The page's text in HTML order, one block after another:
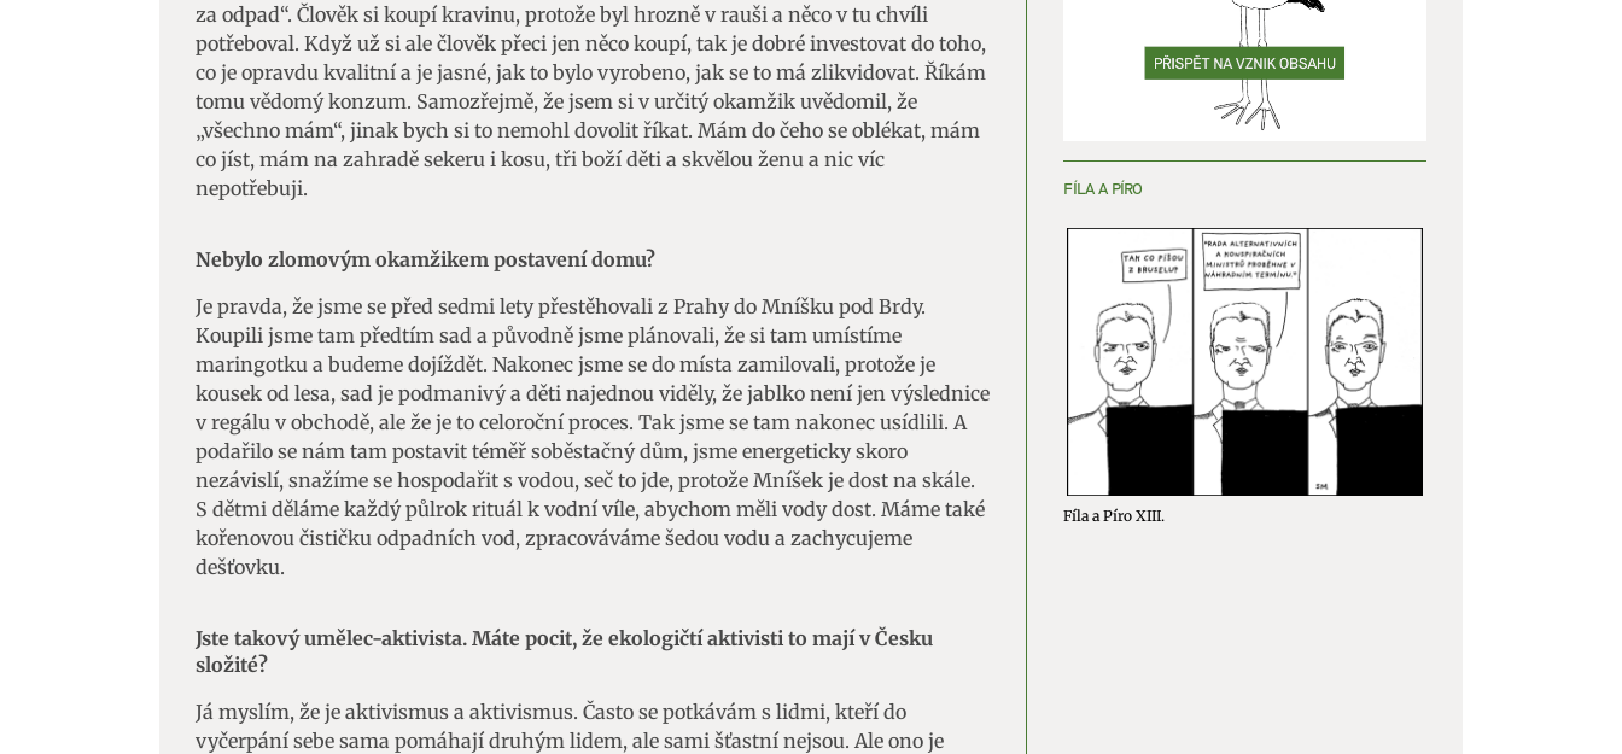
Zajištění bezpečnosti, předcházení a zjišťování podvodů a
odstraňování chyb, Poskytování a zobrazování reklamy a obsahu,
Ukládání a sdělování voleb ochrany osobních údajů.
za odpad“. Člověk si koupí kravinu, protože byl hrozně v rauši a něco v tu chvíli
potřeboval. Když už si ale člověk přeci jen něco koupí, tak je dobré investovat do toho,
co je opravdu kvalitní a je jasné, jak to bylo vyrobeno, jak se to má zlikvidovat. Říkám
tomu vědomý konzum. Samozřejmě, že jsem si v určitý okamžik uvědomil, že
„všechno mám“, jinak bych si to nemohl dovolit říkat. Mám do čeho se oblékat, mám
co jíst, mám na zahradě sekeru i kosu, tři boží děti a skvělou ženu a nic víc
nepotřebuji.
Nebylo zlomovým okamžikem postavení domu?
Je pravda, že jsme se před sedmi lety přestěhovali z Prahy do Mníšku pod Brdy.
Koupili jsme tam předtím sad a původně jsme plánovali, že si tam umístíme
maringotku a budeme dojíždět. Nakonec jsme se do místa zamilovali, protože je
kousek od lesa, sad je podmanivý a děti najednou viděly, že jablko není jen výslednice
v regálu v obchodě, ale že je to celoroční proces. Tak jsme se tam nakonec usídlili. A
podařilo se nám tam postavit téměř soběstačný dům, jsme energeticky skoro
nezávislí, snažíme se hospodařit s vodou, seč to jde, protože Mníšek je dost na skále.
S dětmi děláme každý půlrok rituál k vodní víle, abychom měli vody dost. Máme také
kořenovou čističku odpadních vod, zpracováváme šedou vodu a zachycujeme
dešťovku.
Jste takový umělec-aktivista. Máte pocit, že ekologičtí aktivisti to mají v Česku
složité?
Já myslím, že je aktivismus a aktivismus. Často se potkávám s lidmi, kteří do
vyčerpání sebe sama pomáhají druhým lidem, ale sami šťastní nejsou. Ale ono je
FÍLA A PÍRO
Fíla a Píro XIII.